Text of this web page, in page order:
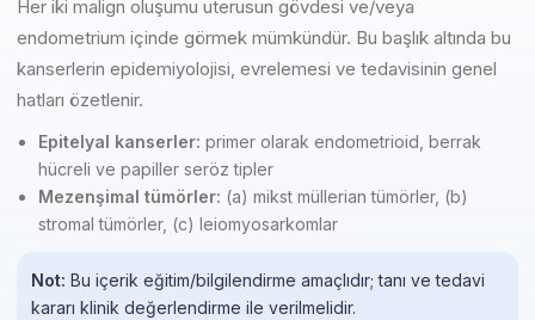
Her iki malign oluşumu uterusun gövdesi ve/veya
endometrium içinde görmek mümkündür. Bu başlık altında bu
kanserlerin epidemiyolojisi, evrelemesi ve tedavisinin genel
hatları özetlenir.
Epitelyal kanserler: primer olarak endometrioid, berrak
hücreli ve papiller seröz tipler
Mezenşimal tümörler: (a) mikst müllerian tümörler, (b)
stromal tümörler, (c) leiomyosarkomlar
Not: Bu içerik eğitim/bilgilendirme amaçlıdır; tanı ve tedavi
kararı klinik değerlendirme ile verilmelidir.